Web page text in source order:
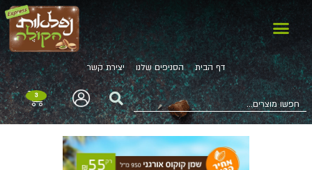
דף הבית הסניפים שלנו יצירת קשר
3